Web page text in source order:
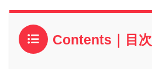
Contents｜目次